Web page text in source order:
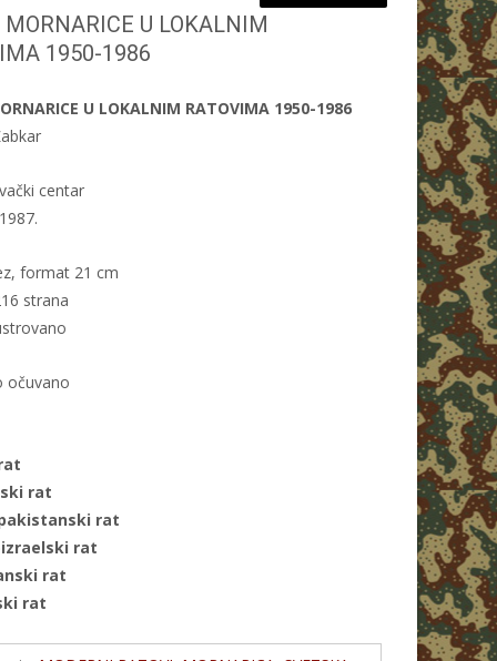
MORNARICE U LOKALNIM
1950-1986
U LOKALNIM RATOVIMA 1950-1986
centar
format 21 cm
strana
očuvano
rat
rat
rat
rat
rat